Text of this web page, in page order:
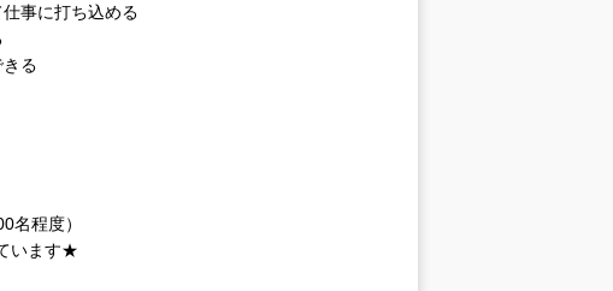
事に打ち込める
る
名程度）
います★